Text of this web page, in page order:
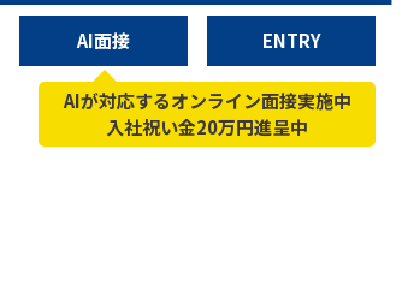
AI面接 ENTRY
AIが対応するオンライン面接実施中
入社祝い金20万円進呈中